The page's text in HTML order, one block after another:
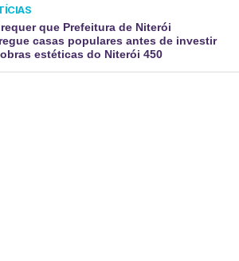
requer que Prefeitura de Niterói
casas populares antes de investir
estéticas do Niterói 450